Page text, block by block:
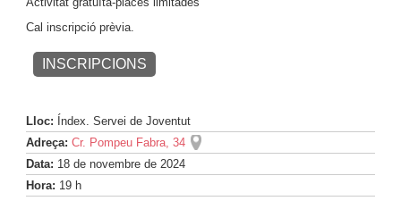
Cal inscripció prèvia.
INSCRIPCIONS
Lloc: Índex. Servei de Joventut
Adreça: Cr. Pompeu Fabra, 34
Data: 18 de novembre de 2024
Hora: 19 h